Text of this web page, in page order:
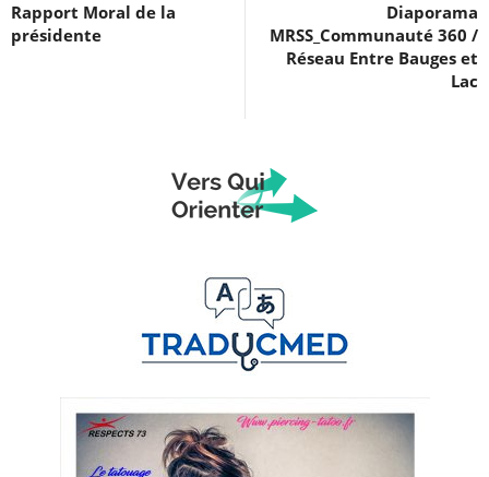
Rapport Moral de la
présidente
Diaporama
MRSS_Communauté 360 /
Réseau Entre Bauges et
Lac